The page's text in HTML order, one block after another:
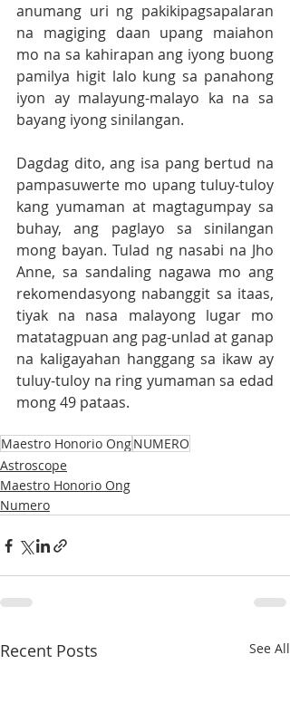
anumang uri ng pakikipagsapalaran
na magiging daan upang maiahon
mo na sa kahirapan ang iyong buong
pamilya higit lalo kung sa panahong
iyon ay malayung-malayo ka na sa
bayang iyong sinilangan.
Dagdag dito, ang isa pang bertud na
pampasuwerte mo upang tuluy-tuloy
kang yumaman at magtagumpay sa
buhay, ang paglayo sa sinilangan
mong bayan. Tulad ng nasabi na Jho
Anne, sa sandaling nagawa mo ang
rekomendasyong nabanggit sa itaas,
tiyak na nasa malayong lugar mo
matatagpuan ang pag-unlad at ganap
na kaligayahan hanggang sa ikaw ay
tuluy-tuloy na ring yumaman sa edad
mong 49 pataas.
Maestro Honorio OngNUMERO
Astroscope
Maestro Honorio Ong
Numero
Recent Posts See All